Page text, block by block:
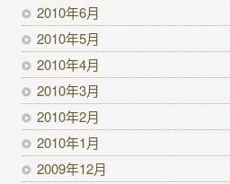
2010年6月
2010年5月
2010年4月
2010年3月
2010年2月
2010年1月
2009年12月